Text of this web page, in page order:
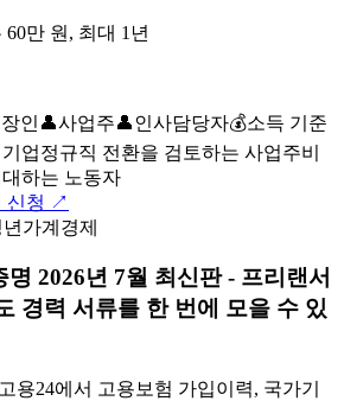
만 원, 최대 1년
인 👤사업주👤인사담당자💰소득 기준
업정규직 전환을 검토하는 사업주비
하는 노동자
신청 ↗
가계경제
2026년 7월 최신판 - 프리랜서
경력 서류를 한 번에 모을 수 있
용24에서 고용보험 가입이력, 국가기